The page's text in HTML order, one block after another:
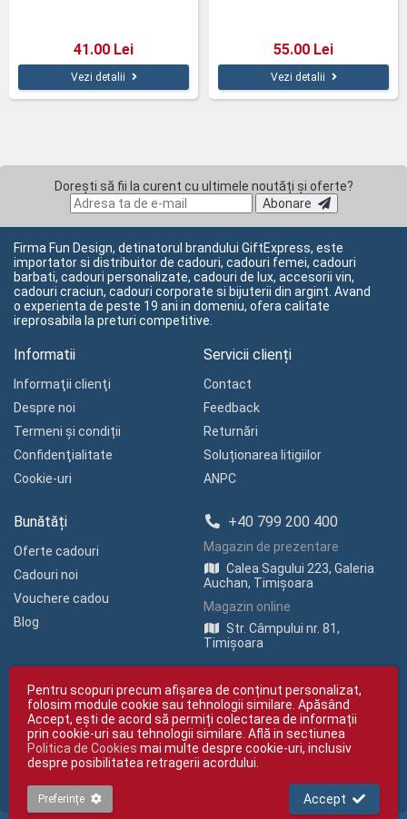
41.00 Lei
Vezi detalii
55.00 Lei
Vezi detalii
Dorești să fii la curent cu ultimele noutăți și oferte?
Abonare
Firma Fun Design, detinatorul brandului GiftExpress, este
importator si distribuitor de cadouri, cadouri femei, cadouri
barbati, cadouri personalizate, cadouri de lux, accesorii vin,
cadouri craciun, cadouri corporate si bijuterii din argint. Avand
o experienta de peste 19 ani in domeniu, ofera calitate
ireprosabila la preturi competitive.
Informatii
Informaţii clienţi
Despre noi
Termeni și condiții
Confidenţialitate
Cookie-uri
Servicii clienți
Contact
Feedback
Returnări
Soluționarea litigiilor
ANPC
Bunătăți
Oferte cadouri
Cadouri noi
Vouchere cadou
Blog
+40 799 200 400
Magazin de prezentare
Calea Sagului 223, Galeria
Auchan, Timișoara
Magazin online
Str. Câmpului nr. 81,
Timișoara
Copyright © giftexpress.ro | Toate drepturile rezervate
giftexpress.ro aparține de Fun Design SRL (CUI RO 15651694, Nr. Reg. Com.
giftexpress.ro folosește cookie-uri. Prețurile afișate includ TVA
Pentru scopuri precum afișarea de conținut personalizat,
folosim module cookie sau tehnologii similare. Apăsând
Accept, ești de acord să permiți colectarea de informații
prin cookie-uri sau tehnologii similare. Află in sectiunea
Politica de Cookies mai multe despre cookie-uri, inclusiv
despre posibilitatea retragerii acordului.
Preferințe Accept